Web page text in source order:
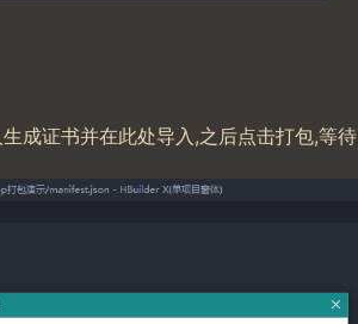
成证书并在此处导入,之后点击打包,等待